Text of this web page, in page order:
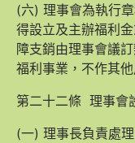
(六) 理事會為執行
得設立及主辦福利
障支銷由理事會議
福利事業，不作其他
第二十二條 理事會
(一) 理事長負責處